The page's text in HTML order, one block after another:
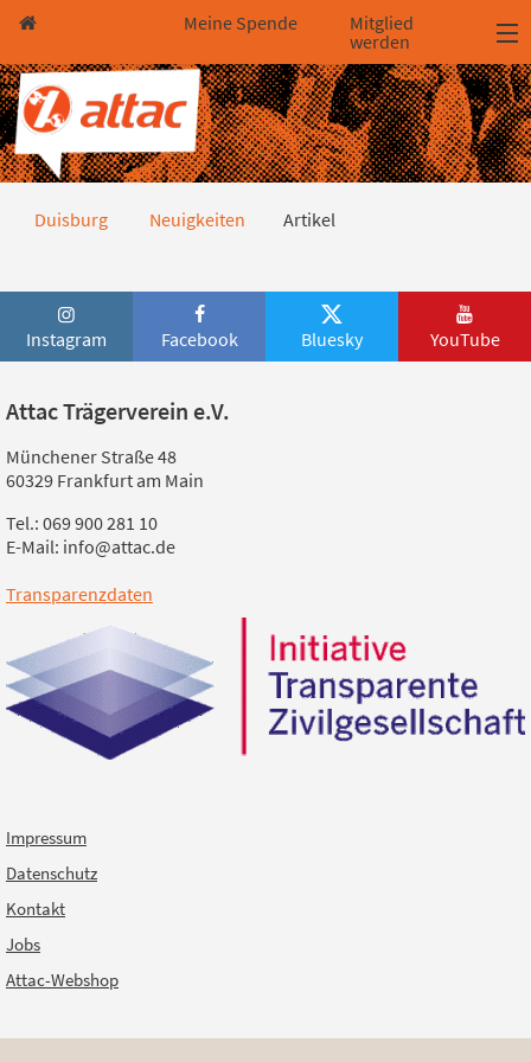
Direkt zum Hauptinhalt springen
Direkt zur Haupt-Navigation springen
Direkt zur Service-Navigation springen
Direkt zur Footer-Navigation springen
Direkt zum Footerinhalt springen
Meine Spende
Mitglied
werden
Artikel
Duisburg Neuigkeiten Artikel
Instagram Facebook Bluesky YouTube
Attac Trägerverein e.V.
Münchener Straße 48
60329 Frankfurt am Main
Tel.: 069 900 281 10
E-Mail: info@attac.de
Transparenzdaten
Impressum
Datenschutz
Kontakt
Jobs
Attac-Webshop